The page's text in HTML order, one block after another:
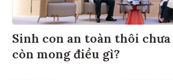
Sinh con an toàn thôi chưa
còn mong điều gì?